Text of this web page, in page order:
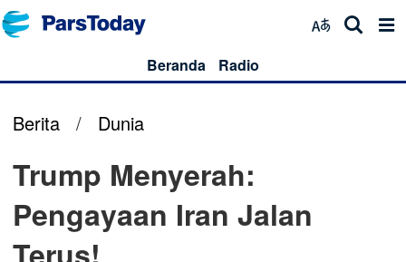
Beranda Radio
Berita / Dunia
Trump Menyerah:
Pengayaan Iran Jalan